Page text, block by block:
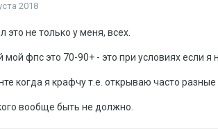
2018
это не только у меня, всех.
фпс это 70-90+ - это при условиях если я
когда я крафчу т.е. открываю часто разные
вообще быть не должно.